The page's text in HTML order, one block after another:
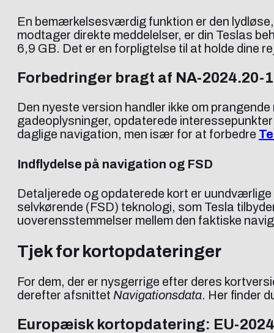
En bemærkelsesværdig funktion er den
modtager direkte meddelelser, er din Teslas
6,9 GB. Det er en forpligtelse til at holde dine
Forbedringer bragt af NA-2024.20-
Den nyeste version handler ikke om
gadeoplysninger, opdaterede
daglige navigation, men især for at forbedre
Indflydelse på navigation og FSD
Detaljerede og opdaterede kort er
selvkørende (FSD) teknologi, som Tesla
uoverensstemmelser mellem den faktiske
Tjek for kortopdateringer
For dem, der er nysgerrige efter deres
derefter afsnittet Navigationsdata. Her finder
Europæisk kortopdatering: EU-